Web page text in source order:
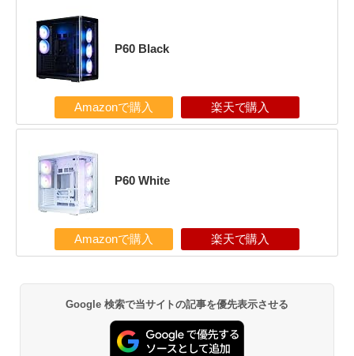
P60 Black
Amazonで購入 楽天で購入
P60 White
Amazonで購入 楽天で購入
Google 検索で当サイトの記事を優先表示させる